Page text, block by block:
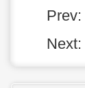
Prev:
Next: